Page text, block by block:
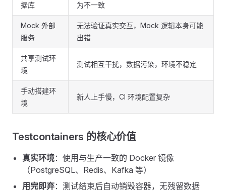
据库
为不一致
Mock 外部
服务
无法验证真实交互，Mock 逻辑本身可能
出错
共享测试环
境
测试相互干扰，数据污染，环境不稳定
手动搭建环
境
新人上手慢，CI 环境配置复杂
Testcontainers 的核心价值
真实环境：使用与生产一致的 Docker 镜像
（PostgreSQL、Redis、Kafka 等）
用完即弃：测试结束后自动销毁容器，无残留数据